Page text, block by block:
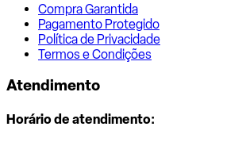
Compra Garantida
Pagamento Protegido
Política de Privacidade
Termos e Condições
Atendimento
Horário de atendimento: